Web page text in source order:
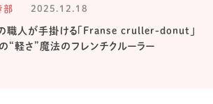
部 2025.12.18
職人が手掛ける「Franse cruller-donut」
“軽さ”魔法のフレンチクルーラー